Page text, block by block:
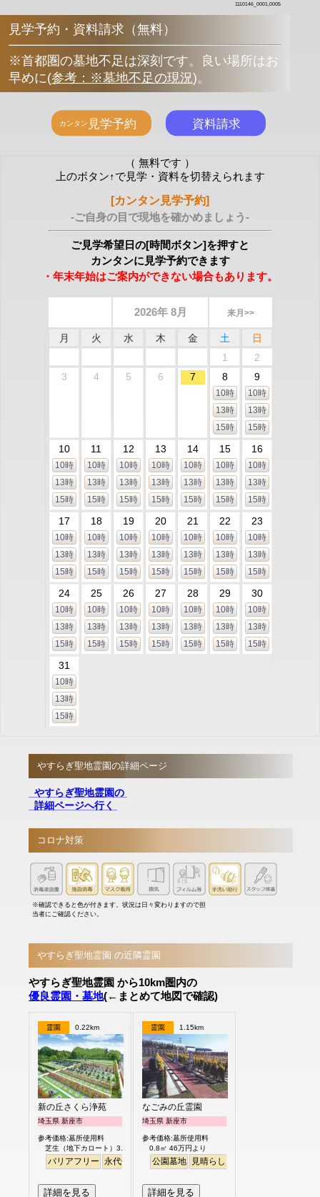
1110146_0001,0005
見学予約・資料請求（無料）
※首都圏の墓地不足は深刻です。良い場所はお
早めに(参考：※墓地不足の現況)。
（ 無料です ）
上のボタン↑で見学・資料を切替えられます
[カンタン見学予約]
-ご自身の目で現地を確かめましょう-
ご見学希望日の[時間ボタン]を押すと
カンタンに見学予約できます
・年末年始はご案内ができない場合もあります。
2026年 8月 来月>>
月 火 水 木 金 土
日
1
2
3
4 5 6 7 8
10時
13時
15時
9
10時
13時
15時
10
10時
13時
15時
11
10時
13時
15時
12
10時
13時
15時
13
10時
13時
15時
14
10時
13時
15時
15
10時
13時
15時
16
10時
13時
15時
17
10時
13時
15時
18
10時
13時
15時
19
10時
13時
15時
20
10時
13時
15時
21
10時
13時
15時
22
10時
13時
15時
23
10時
13時
15時
24
10時
13時
15時
25
10時
13時
15時
26
10時
13時
15時
27
10時
13時
15時
28
10時
13時
15時
29
10時
13時
15時
30
10時
13時
15時
31
10時
13時
15時
やすらぎ聖地霊園の詳細ページ
やすらぎ聖地霊園の
詳細ページへ行く
コロナ対策
※確認できると色が付きます。状況は日々変わりますので担
当者にご確認ください。
やすらぎ聖地霊園 の近隣霊園
やすらぎ聖地霊園 から10km圏内の
優良霊園・墓地(←まとめて地図で確認)
霊園 0.22km
新の丘さくら浄苑
埼玉県 新座市
参考価格:墓所使用料
芝生（地下カロート）3.0㎡ 122.8万円より
バリアフリー 永代供養
詳細を見る
霊園 1.15km
なごみの丘霊園
埼玉県 新座市
参考価格:墓所使用料
0.8㎡ 46万円より
公園墓地 見晴らし・眺望
詳細を見る